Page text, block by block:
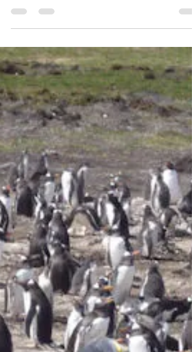
Es gibt Orte auf der Welt, die sich wie ein
Wind erzählt werden. Ushuaia, die südlichste
der Welt, ist genau so ein Ort. Nur wenige Schritte
vom touristischen Zentrum entfernt liegt eines
ungewöhnlichsten Wahrzeichen der Stadt: das
Wrack der Saint Christopher.